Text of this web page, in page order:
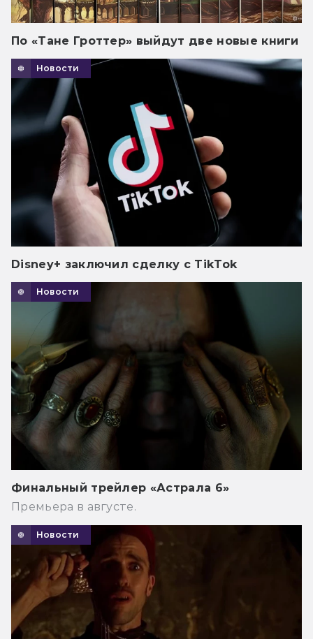
По «Тане Гроттер» выйдут две новые книги
Новости
Disney+ заключил сделку с TikTok
Новости
Финальный трейлер «Астрала 6»
Премьера в августе.
Новости